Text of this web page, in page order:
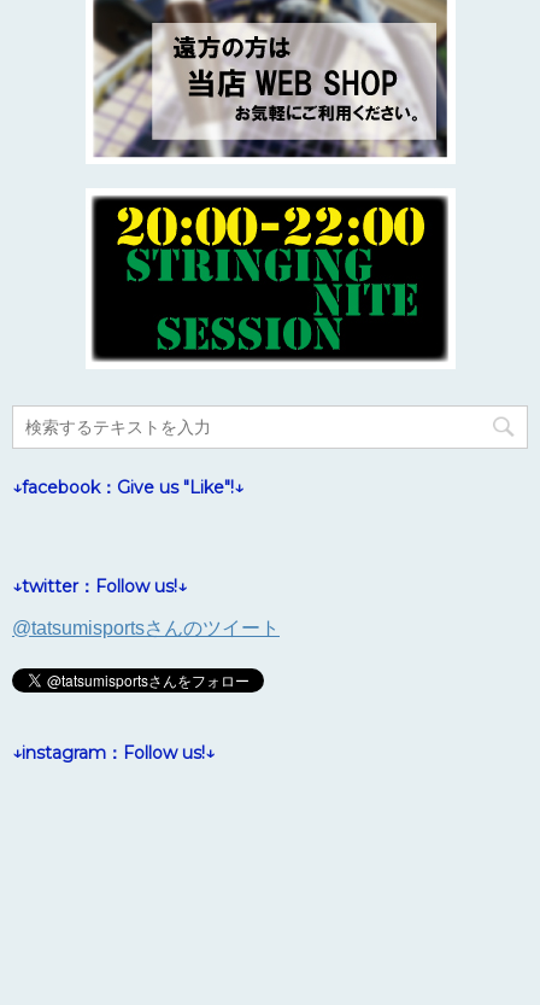
↓facebook：Give us "Like"!↓
↓twitter：Follow us!↓
@tatsumisportsさんのツイート
↓instagram：Follow us!↓